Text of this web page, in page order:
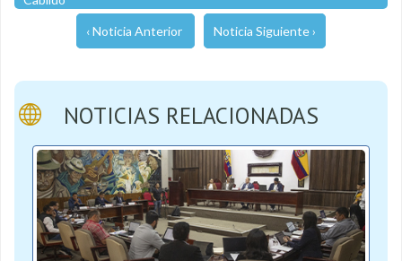
‹ Noticia Anterior Noticia Siguiente ›
NOTICIAS RELACIONADAS